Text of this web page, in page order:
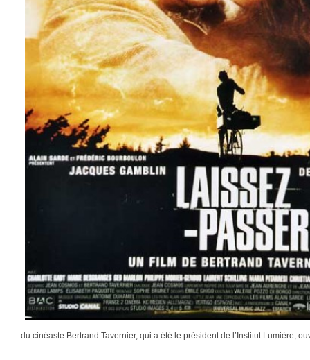
du cinéaste Bertrand Tavernier, qui a été le président de l’Institut Lumière,